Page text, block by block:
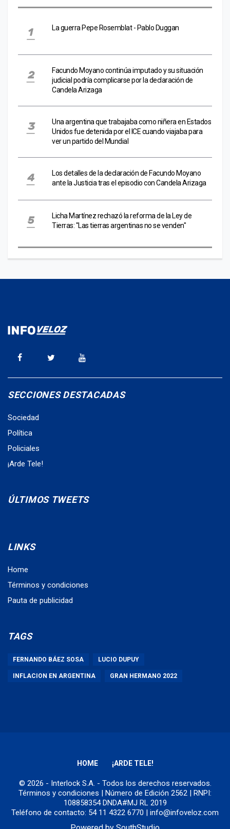
La guerra Pepe Rosemblat - Pablo Duggan
Facundo Moyano continúa imputado y su situación
judicial podría complicarse por la declaración de
Candela Arizaga
Una argentina que trabajaba como niñera en Estados
Unidos fue detenida por el ICE cuando viajaba para
ver un partido del Mundial
Los detalles de la declaración de Facundo Moyano
ante la Justicia tras el episodio con Candela Arizaga
Licha Martínez rechazó la reforma de la Ley de
Tierras: "Las tierras argentinas no se venden"
SECCIONES DESTACADAS
Sociedad
Política
Policiales
¡Arde Tele!
ÚLTIMOS TWEETS
LINKS
Home
Términos y condiciones
Pauta de publicidad
TAGS
FERNANDO BÁEZ SOSA LUCIO DUPUY
INFLACION EN ARGENTINA GRAN HERMANO 2022
HOME ¡ARDE TELE!
© 2026 - Interlock S.A. - Todos los derechos reservados.
Términos y condiciones | Número de Edición 2562 | RNPI:
108858354 DNDA#MJ RL 2019
Teléfono de contacto: 54 11 4322 6770 | info@infoveloz.com